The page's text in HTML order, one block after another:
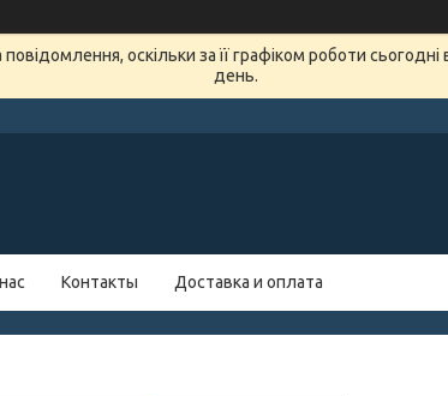
оскільки за її графіком роботи
день.
Контакты Доставка и оплата